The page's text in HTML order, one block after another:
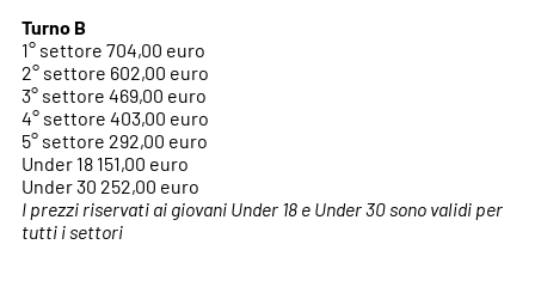
Turno B
1° settore 704,00 euro
2° settore 602,00 euro
3° settore 469,00 euro
4° settore 403,00 euro
5° settore 292,00 euro
Under 18 151,00 euro
Under 30 252,00 euro
I prezzi riservati ai giovani Under 18 e Under 30 sono validi per
tutti i settori